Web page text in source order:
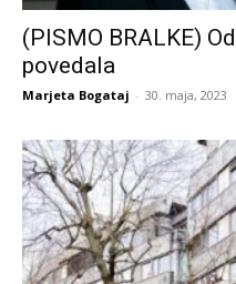
(PISMO BRALKE)
povedala
Marjeta Bogataj - 30. maja, 2023